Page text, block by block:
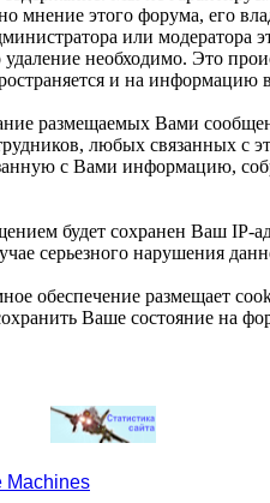
мнение этого форума, его
или
необходимо. Это
и на информацию
размещаемых Вами
любых связанных
с Вами информацию,
будет сохранен Ваш IP-
серьезного нарушения
обеспечение размещает
Ваше состояние на
Machines